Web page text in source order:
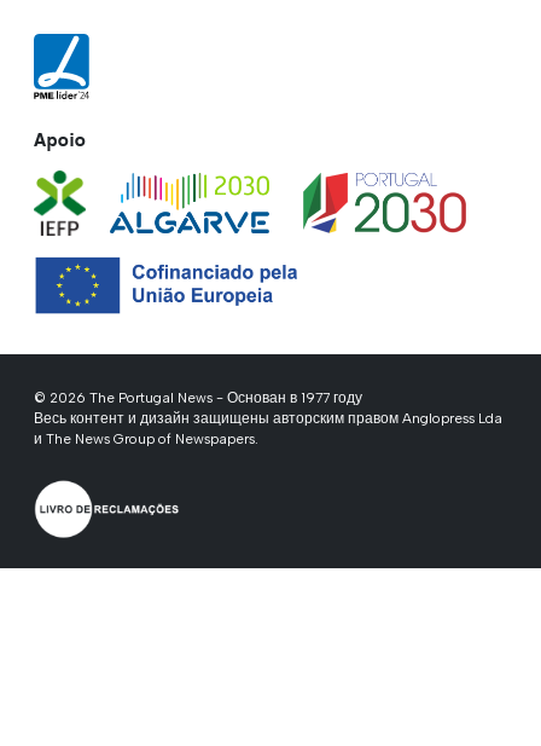
Apoio
© 2026 The Portugal News - Основан в 1977 году
Весь контент и дизайн защищены авторским правом Anglopress Lda
и The News Group of Newspapers.